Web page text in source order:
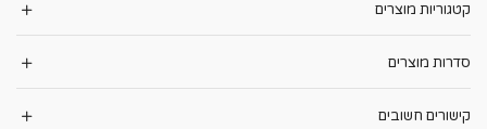
קטגוריות מוצרים
סדרות מוצרים
קישורים חשובים